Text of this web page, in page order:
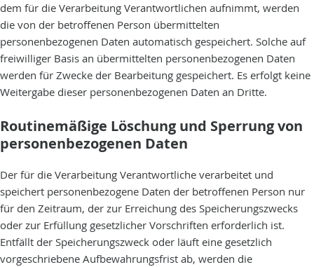
dem für die Verarbeitung Verantwortlichen aufnimmt, werden
die von der betroffenen Person übermittelten
personenbezogenen Daten automatisch gespeichert. Solche auf
freiwilliger Basis an übermittelten personenbezogenen Daten
werden für Zwecke der Bearbeitung gespeichert. Es erfolgt keine
Weitergabe dieser personenbezogenen Daten an Dritte.
Routinemäßige Löschung und Sperrung von
personenbezogenen Daten
Der für die Verarbeitung Verantwortliche verarbeitet und
speichert personenbezogene Daten der betroffenen Person nur
für den Zeitraum, der zur Erreichung des Speicherungszwecks
oder zur Erfüllung gesetzlicher Vorschriften erforderlich ist.
Entfällt der Speicherungszweck oder läuft eine gesetzlich
vorgeschriebene Aufbewahrungsfrist ab, werden die